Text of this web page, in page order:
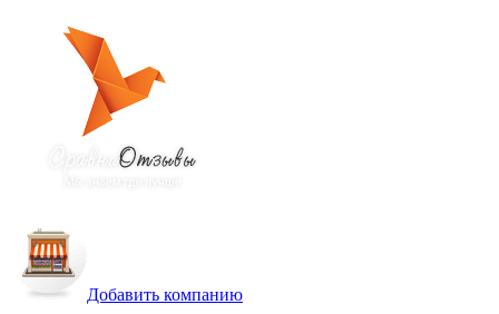
Добавить компанию